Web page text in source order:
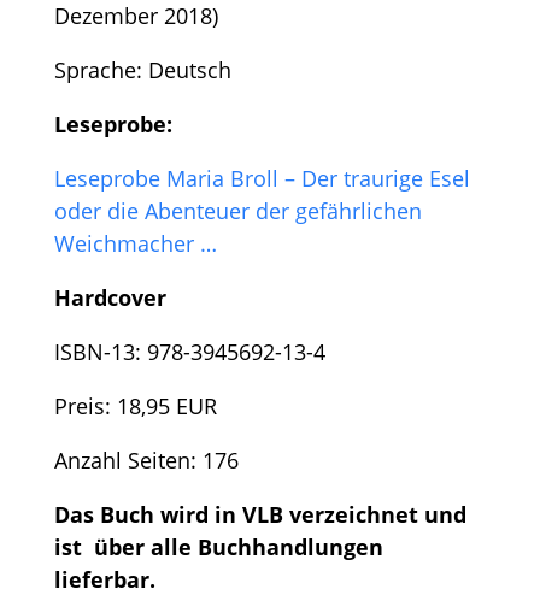
Dezember 2018)
Sprache: Deutsch
Leseprobe:
Leseprobe Maria Broll – Der traurige Esel
oder die Abenteuer der gefährlichen
Weichmacher …
Hardcover
ISBN-13: 978-3945692-13-4
Preis: 18,95 EUR
Anzahl Seiten: 176
Das Buch wird in VLB verzeichnet und
ist über alle Buchhandlungen
lieferbar.